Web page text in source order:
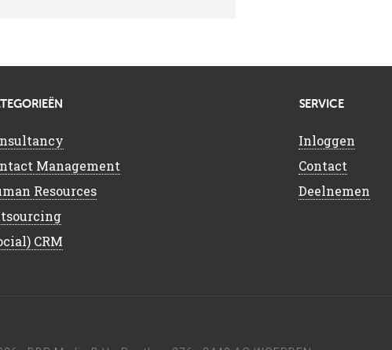
Management
Resources
CRM
SERVICE
Inloggen
Contact
Deelnemen